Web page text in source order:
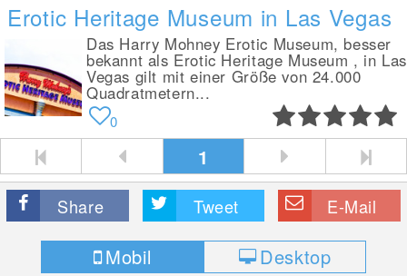
Erotic Heritage Museum in Las Vegas
Das Harry Mohney Erotic Museum, besser
bekannt als Erotic Heritage Museum , in Las
Vegas gilt mit einer Größe von 24.000
Quadratmetern...
0
1
Share Tweet E-Mail
Mobil Desktop